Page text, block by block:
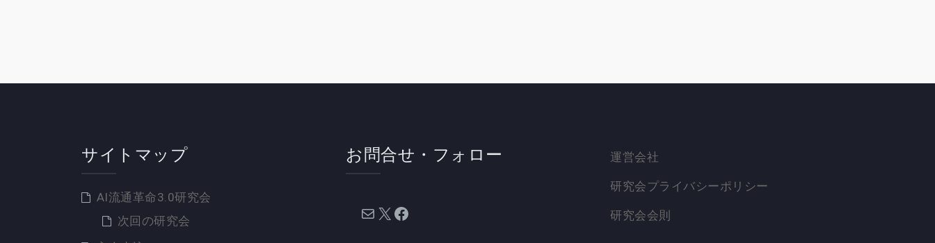
サイトマップ
AI流通革命3.0研究会
次回の研究会
お問合せ・フォロー
メール X Facebook
運営会社
研究会プライバシーポリシー
研究会会則